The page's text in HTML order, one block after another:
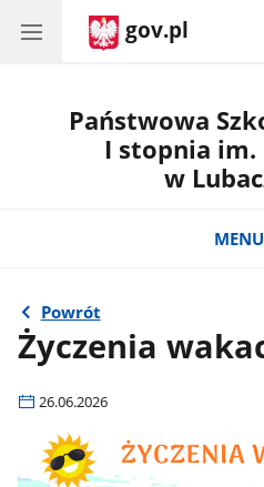
gov.pl
Państwowa
I stopnia im.
w
MENU
Powrót
Życzenia
26.06.2026